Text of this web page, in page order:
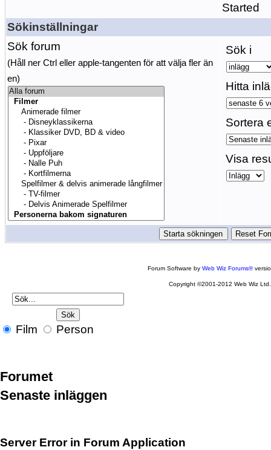
Started
Sökinställningar
Sök forum
(Håll ner Ctrl eller apple-tangenten för att välja fler än
en)
Sök i
Hitta
Sortera
Visa
Forum Software byWeb Wiz Forums®
Copyright ©2001-2012 Web Wiz Ltd.
Film Person
Forumet
Senaste inläggen
Server Error in Forum Application